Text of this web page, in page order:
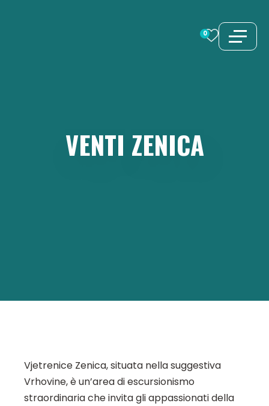
0
VENTI ZENICA
Vjetrenice Zenica, situata nella suggestiva
Vrhovine, è un’area di escursionismo
straordinaria che invita gli appassionati della